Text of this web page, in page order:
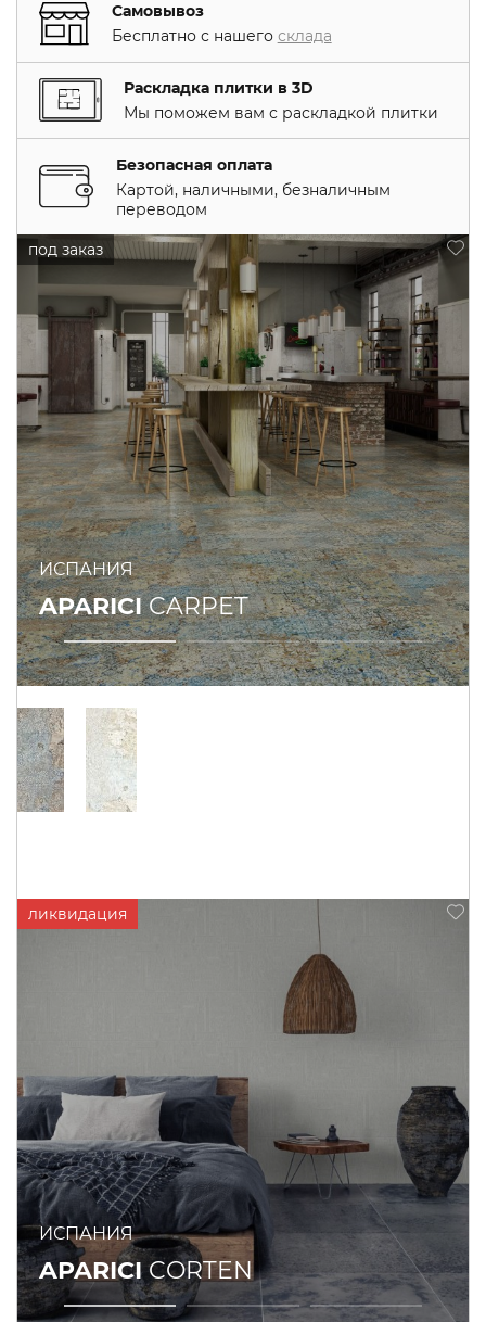
Самовывоз
Бесплатно с нашего склада
Раскладка плитки в 3D
Мы поможем вам с раскладкой плитки
Безопасная оплата
Картой, наличными, безналичным
переводом
ИСПАНИЯ
APARICICARPET
ИСПАНИЯ
APARICICORTEN